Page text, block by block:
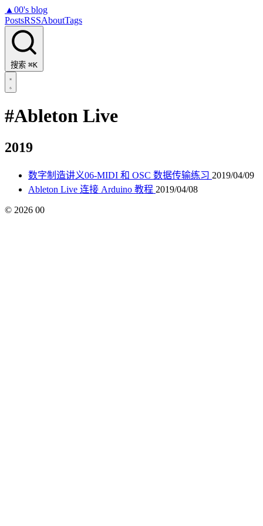
▲ 00's blog
PostsRSSAboutTags
搜索 ⌘K
#Ableton Live
2019
数字制造讲义06-MIDI 和 OSC 数据传输练习 2019/04/09
Ableton Live 连接 Arduino 教程 2019/04/08
© 2026 00